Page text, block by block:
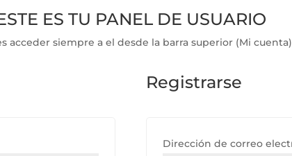
ES TU PANEL DE USUARIO
acceder siempre a el desde la barra superior (Mi cuenta)
Registrarse
Dirección de correo